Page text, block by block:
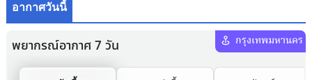
อากาศวันนี้